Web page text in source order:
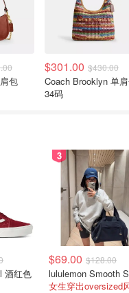
包
$301.00 $430.00
Coach Brooklyn 单
34码
3
$69.00 $128.00
女生穿出oversized